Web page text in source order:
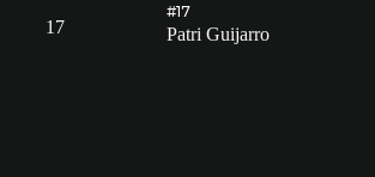
17
#17
Patri Guijarro